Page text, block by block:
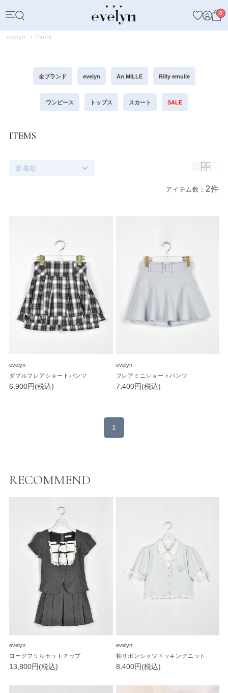
0
evelyn Pants
全ブランド evelyn An MILLE Rilly emulie
ワンピース トップス スカート SALE
ITEMS
新着順
アイテム数：2件
evelyn
ダブルフレアショートパンツ
6,900円(税込)
evelyn
フレアミニショートパンツ
7,400円(税込)
1
RECOMMEND
evelyn
ヨークフリルセットアップ
13,800円(税込)
evelyn
袖リボンシャツドッキングニット
8,400円(税込)